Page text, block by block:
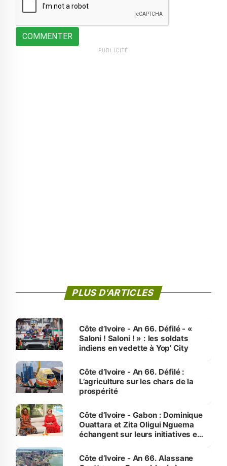
COMMENTER
PUBLICITÉ
PLUS D'ARTICLES
Côte d’Ivoire - An 66. Défilé - «
Saloni ! Saloni ! » : les soldats
indiens en vedette à Yop’ City
Côte d’Ivoire - An 66. Défilé :
L’agriculture sur les chars de la
prospérité
Côte d’Ivoire - Gabon : Dominique
Ouattara et Zita Oligui Nguema
échangent sur leurs initiatives en
enfants
Côte d’Ivoire - An 66. Alassane